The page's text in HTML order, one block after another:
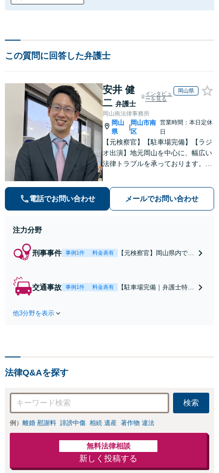
この質問に回答した弁護士
安井 健
二 弁護士
インタビュ
ーを見る
岡山県
岡山南法律事務所
岡山
県
|
岡山市南
区
営業時間：本日定休
日
【元検察官】【駐車場完備】【ラジ
オ出演】地元岡山を中心に、幅広い
法律トラブルを承っております。理
丁寧にサポートいたします。お困り
の方はお早めにご相談ください【W
電話でお問い合わせ メールでお問い合わせ
注力分野
刑事事件 事例1件 料金表有
【元検察官】岡山県内であ
り、そこから逆算して対応
交通事故 事例1件 料金表有
【駐車場完備｜弁護士特約
事事件になっている事故に
他3分野を表示
法律Q&Aを探す
検索
例） 離婚 慰謝料 誹謗中傷 相続 遺産 著作物 違法
無料法律相談
新しく投稿する